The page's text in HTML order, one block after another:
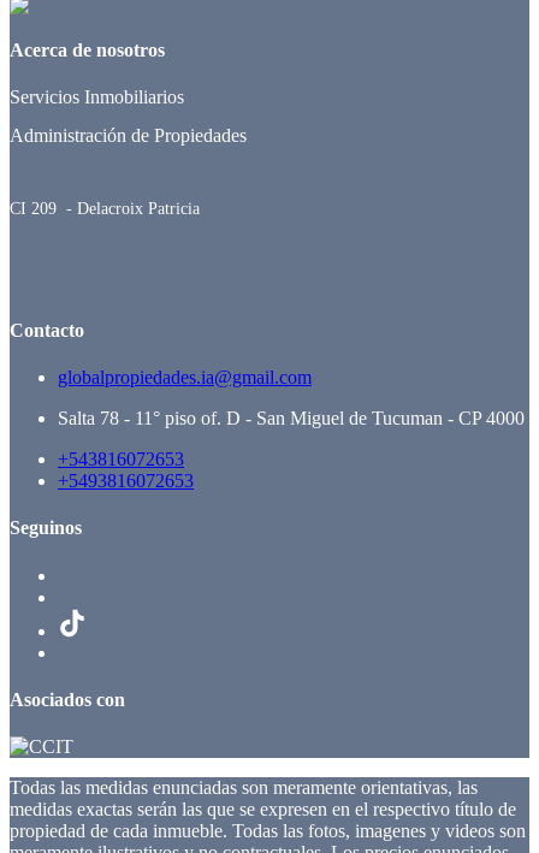
Acerca de nosotros
Servicios Inmobiliarios
Administración de Propiedades
CI 209 - Delacroix Patricia
Contacto
globalpropiedades.ia@gmail.com
Salta 78 - 11° piso of. D - San Miguel de Tucuman - CP 4000
+543816072653
+5493816072653
Seguinos
Asociados con
Todas las medidas enunciadas son meramente orientativas, las
medidas exactas serán las que se expresen en el respectivo título de
propiedad de cada inmueble. Todas las fotos, imagenes y videos son